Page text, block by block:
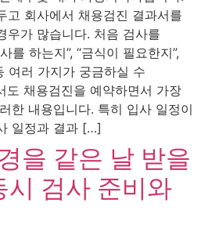
고 회사에서 채용검진 결과서를
우가 많습니다. 처음 검사를
를 하는지”, “금식이 필요한지”,
여러 가지가 궁금하실 수
도 채용검진을 예약하면서 가장
한 내용입니다. 특히 입사 일정이
일정과 결과 […]
을 같은 날 받을
시 검사 준비와